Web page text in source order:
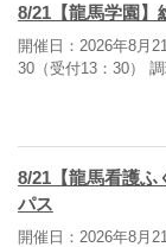
8/21【龍馬学園】
開催日：2026年8月
30（受付13：30）
8/21【龍馬看護ふ
パス
開催日：2026年8月